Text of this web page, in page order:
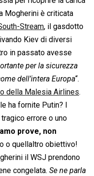
Mogherini è criticata
Stream, il gasdotto
Kiev di diversi
in passato avesse
per la sicurezza
dell’intera Europa“.
della Malesia Airlines.
ha fornite Putin? I
errore o uno
prove, non
o quellaltro obiettivo!
il WSJ prendono
congelata.  Se ne parla